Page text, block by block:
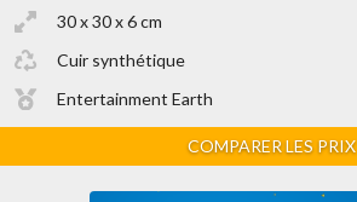
30 x 30 x 6 cm
Cuir synthétique
Entertainment Earth
COMPARER LES PRIX